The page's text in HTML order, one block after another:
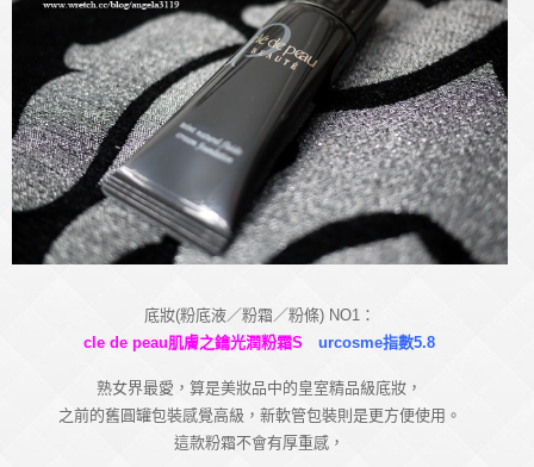
底妝(粉底液／粉霜／粉條) NO1：
cle de peau肌膚之鑰光潤粉霜S
urcosme指數5.8
熟女界最愛，算是美妝品中的皇室精品級底妝，
之前的舊圓罐包裝感覺高級，新軟管包裝則是更方便使用。
這款粉霜不會有厚重感，